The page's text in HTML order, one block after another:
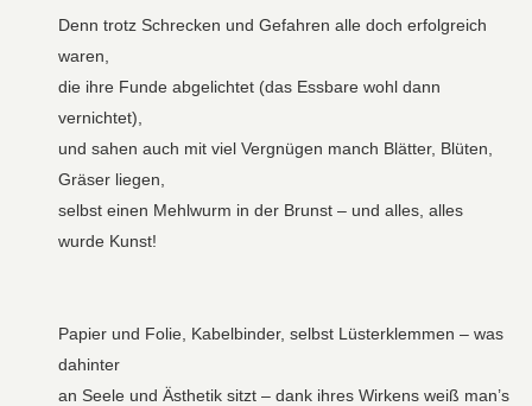
Denn trotz Schrecken und Gefahren alle doch erfolgreich
waren,
die ihre Funde abgelichtet (das Essbare wohl dann
vernichtet),
und sahen auch mit viel Vergnügen manch Blätter, Blüten,
Gräser liegen,
selbst einen Mehlwurm in der Brunst – und alles, alles
wurde Kunst!
Papier und Folie, Kabelbinder, selbst Lüsterklemmen – was
dahinter
an Seele und Ästhetik sitzt – dank ihres Wirkens weiß man’s